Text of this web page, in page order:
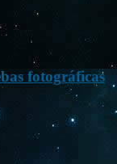
fotográficas